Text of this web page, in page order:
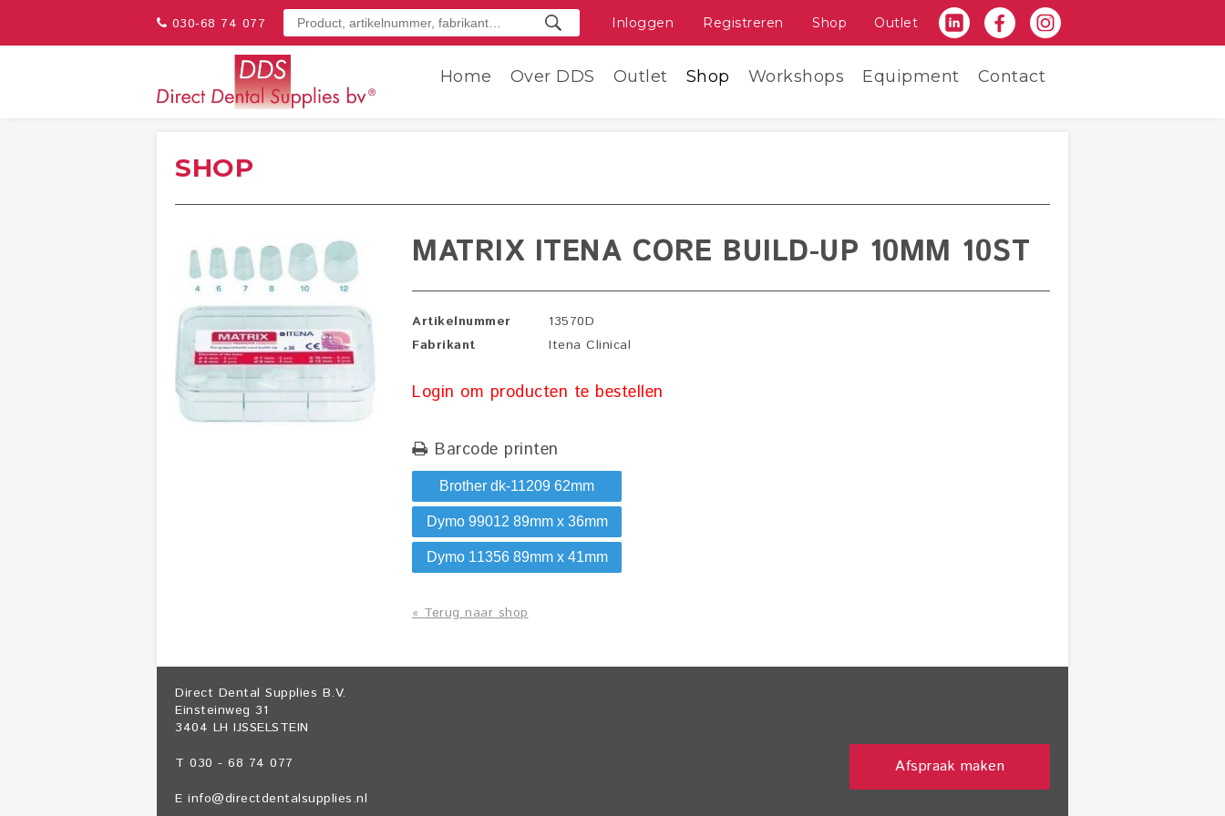
030-68 74 077 Inloggen Registreren Shop Outlet
Home Over DDS Outlet Shop Workshops Equipment Contact
SHOP
MATRIX ITENA CORE BUILD-UP 10MM 10ST
Artikelnummer
13570D
Fabrikant
Itena Clinical
Login om producten te bestellen
Barcode printen
Brother dk-11209 62mm
Dymo 99012 89mm x 36mm
Dymo 11356 89mm x 41mm
« Terug naar shop
Direct Dental Supplies B.V.
Einsteinweg 31
3404 LH IJSSELSTEIN
T 030 - 68 74 077
E info@directdentalsupplies.nl
Afspraak maken